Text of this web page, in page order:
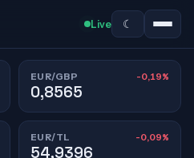
Live ☾
EUR/GBP -0,19%
0,8565
EUR/TL -0,09%
54,9396